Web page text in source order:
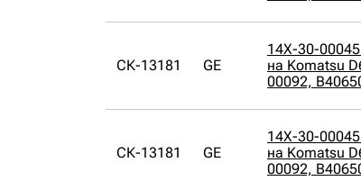
СК-13181 GE
14X-30-
на Komatsu
00092,
СК-13181 GE
14X-30-
на Komatsu
00092,